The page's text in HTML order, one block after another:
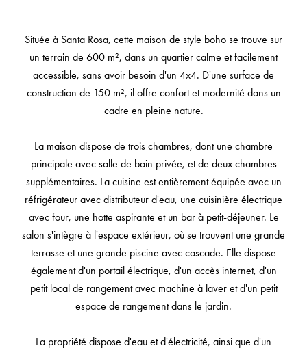
Située à Santa Rosa, cette maison de style boho se trouve sur
un terrain de 600 m², dans un quartier calme et facilement
accessible, sans avoir besoin d'un 4x4. D'une surface de
construction de 150 m², il offre confort et modernité dans un
cadre en pleine nature.
La maison dispose de trois chambres, dont une chambre
principale avec salle de bain privée, et de deux chambres
supplémentaires. La cuisine est entièrement équipée avec un
réfrigérateur avec distributeur d'eau, une cuisinière électrique
avec four, une hotte aspirante et un bar à petit-déjeuner. Le
salon s'intègre à l'espace extérieur, où se trouvent une grande
terrasse et une grande piscine avec cascade. Elle dispose
également d'un portail électrique, d'un accès internet, d'un
petit local de rangement avec machine à laver et d'un petit
espace de rangement dans le jardin.
La propriété dispose d'eau et d'électricité, ainsi que d'un